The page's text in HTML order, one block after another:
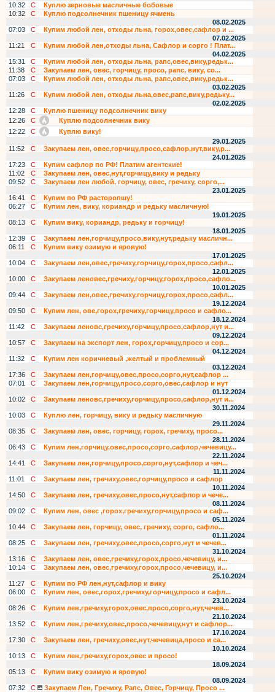
10:32
С
Куплю зерновые масличные бобовые
10:32
С
Куплю подсолнечник пшеницу ячмень
08.02.2025
07:03
С
Купим любой лен, отходы льна, горох,овес,сафлор и ...
07.02.2025
11:21
С
Купим любой лен,отходы льна, Сафлор и сорго ! Плат...
04.02.2025
15:31
С
Купим любой лен, отходы льна, рапс,овес,вику,редьк...
11:38
С
Закупаем лен, овес, горчицу, просо, рапс, вику, со...
07:03
С
Купим любой лен, отходы льна, рапс,овес,вику,редьк...
03.02.2025
11:26
С
Купим любой лен, отходы льна,овес,рапс,вику,редьку...
02.02.2025
12:28
С
Куплю пшеницу подсолнечник вику
12:26
С
Куплю подсолнечник вику
12:22
С
Куплю вику!
29.01.2025
11:52
С
Закупаем лен, овес,горчицу,просо,сафлор,нут,вику,р...
24.01.2025
17:23
С
Купим сафлор по РФ! Платим агентские!
11:02
С
Закупаем лен, овес,нут,горчицу,вику и редьку
09:52
С
Закупаем лен любой, горчицу, овес, гречиху, сорго,...
23.01.2025
16:41
С
Купим по РФ расторопшу!
06:27
С
Купим лен, вику, кориандр и редьку масличную!
19.01.2025
08:13
С
Купим вику, кориандр, редьку и горчицу!
18.01.2025
12:39
С
Закупаем лен,горчицу,просо,вику,нут,редьку масличн...
06:11
С
Купим вику озимую и яровую!
17.01.2025
10:04
С
Закупаем лен,овес,гречиху,горчицу,горох,просо,сафл...
12.01.2025
10:00
С
Закупаем леновес,гречиху,горчицу,горох,просо,сафло...
10.01.2025
09:44
С
Закупаем лен,овес,гречиху,горчицу,горох,просо,сафл...
19.12.2024
09:50
С
Купим лен, ове,горох,гречиху,горчицу,просо и сафло...
18.12.2024
11:42
С
Закупаем леновс,гречиху,горчицу,просо,сафлор,нут и...
09.12.2024
10:57
С
Закупаем на экспорт лен, горох,горчицу,просо и сор...
04.12.2024
11:32
С
Купим лен коричневый ,желтый и проблемный
03.12.2024
17:36
С
Закупаем лен,горчицу,овес,просо,сорго,нут,сафлор ...
07:01
С
Закупаем лен,горчицу,просо,сорго,овес,сафлор и нут
01.12.2024
10:02
С
Закупаем леновс,гречиху,горчицу,просо,сафлор,нут и...
30.11.2024
10:03
С
Куплю лен, горчицу, вику и редьку масличную
29.11.2024
08:35
С
Закупаем лен, овес, горчицу, горох, гречиху, просо...
28.11.2024
06:43
С
Купим лен,горчицу,овес,просо,сорго,сафлор,чечевицу...
22.11.2024
14:41
С
Закупаем лен,горчицу,просо,сорго,нут,сафлор и чеч...
11.11.2024
11:01
С
Закупаем лен, гречиху,овес,горчицу,просо и сафлор
10.11.2024
14:50
С
Закупаем лен, гречиху,овес,просо,нут,сафлор и чече...
08.11.2024
09:02
С
Купим лен, овес ,горох,гречиху,горчицу,просо и саф...
05.11.2024
10:44
С
Закупаем лен, горчицу, овес, гречиху, сорго, сафло...
01.11.2024
08:25
С
Закупаем лен, гречиху,овес,просо,сорго,нут и чечев...
31.10.2024
13:16
С
Закупаем лен, овес,гречиху,горох,просо,чечевицу, и...
10:14
С
Закупаем лен, овес,гречиху,горох,просо,чечевицу, и...
25.10.2024
11:27
С
Купим по РФ лен,нут,сафлор и вику
06:00
С
Купим лен, овес,горох,гречиху,горчицу,просо и сафл...
23.10.2024
08:26
С
Купим лен,гречиху,горох,овес,просо,сорго,нут,чечев...
21.10.2024
13:52
С
Купим лен,гречиху,овес,просо,чечевицу,нут и сафлор...
17.10.2024
17:30
С
Закупаем лен, гречиху,овес,нут,чечевица,просо и са...
10.10.2024
10:13
С
Купим лен,гречиху,горох,овес и просо!
18.09.2024
05:13
С
Купим вику озимую и яровую!
08.09.2024
07:32
С
Закупаем Лен, Гречиху, Рапс, Овес, Горчицу, Просо ...